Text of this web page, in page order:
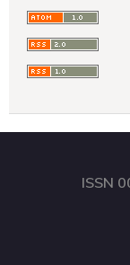
ISSN